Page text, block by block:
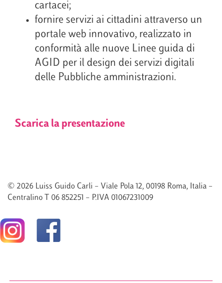
cartacei;
fornire servizi ai cittadini attraverso un
portale web innovativo, realizzato in
conformità alle nuove Linee guida di
AGID per il design dei servizi digitali
delle Pubbliche amministrazioni.
Scarica la presentazione
© 2026 Luiss Guido Carli – Viale Pola 12, 00198 Roma, Italia –
Centralino T 06 852251 – P.IVA 01067231009